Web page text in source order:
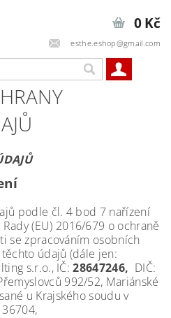
esthe.eshop@gmail.com
0 Kč
podle čl. 4 bod 7 nařízení
(EU) 2016/679 o ochraně
se zpracováním osobních
údajů (dále jen:
s.r.o., IČ:28647246, DIČ:
992/52, Mariánské
u Krajského soudu v
36704,